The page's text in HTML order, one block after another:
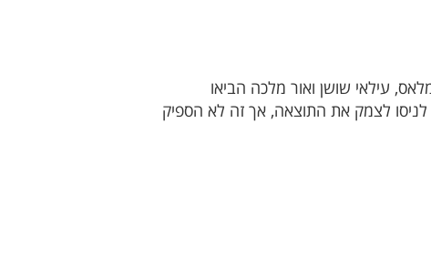
עילאי שושן ואור מלכה הביאו
לצמק את התוצאה, אך זה לא הספיק